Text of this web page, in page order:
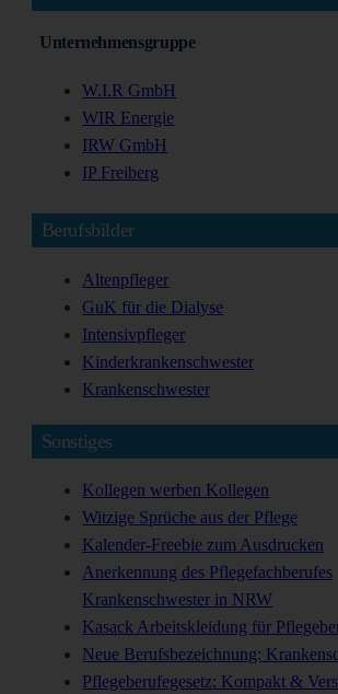
Unternehmensgruppe
W.I.R GmbH
WIR Energie
IRW GmbH
IP Freiberg
Berufsbilder
Altenpfleger
GuK für die Dialyse
Intensivpfleger
Kinderkrankenschwester
Krankenschwester
Sonstiges
Kollegen werben Kollegen
Witzige Sprüche aus der Pflege
Kalender-Freebie zum Ausdrucken
Anerkennung des Pflegefachberufes
Krankenschwester in NRW
Kasack Arbeitskleidung für
Neue Berufsbezeichnung:
Pflegeberufegesetz: Kompakt &